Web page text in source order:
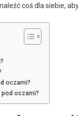
coś dla siebie,
oczami?
oczami?